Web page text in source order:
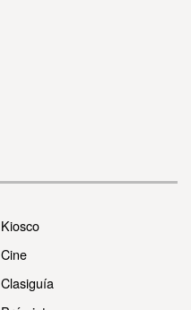
Kiosco
Cine
Clasiguía